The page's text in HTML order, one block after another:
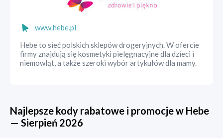
www.hebe.pl
Hebe to sieć polskich sklepów drogeryjnych. W ofercie
firmy znajdują się kosmetyki pielęgnacyjne dla dzieci i
niemowląt, a także szeroki wybór artykułów dla mamy.
Najlepsze kody rabatowe i promocje w Hebe
— Sierpień 2026